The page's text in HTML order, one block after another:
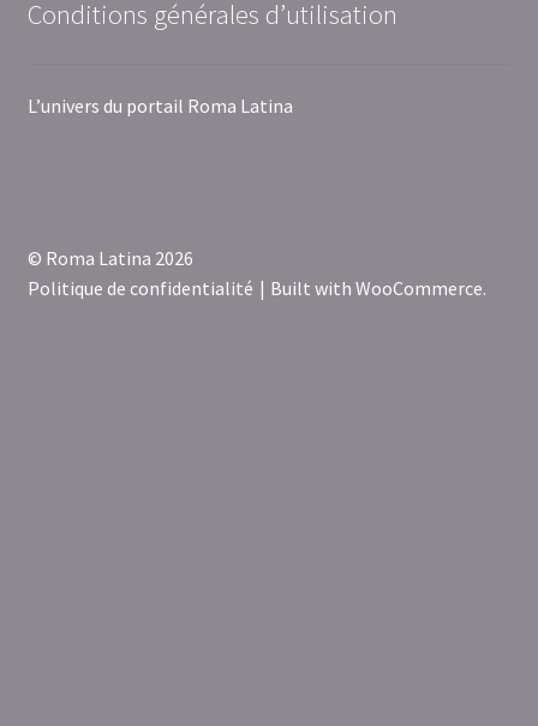
Conditions générales d’utilisation
L’univers du portail Roma Latina
© Roma Latina 2026
Politique de confidentialité
Built with WooCommerce.